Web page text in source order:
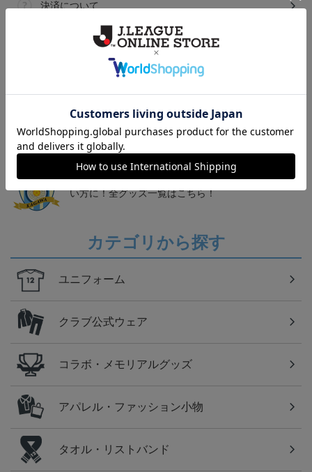
決済について
ギフト対応について
トピックス
讃岐
カマタマーレ讃岐のすべてのグッズをチェックした
い方に！全グッズ一覧はこちら！
カテゴリから探す
ユニフォーム
クラブ公式ウェア
コラボ・メモリアルグッズ
アパレル・ファッション小物
タオル・リストバンド